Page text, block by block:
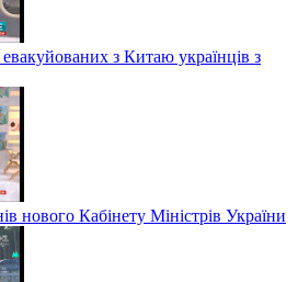
з Китаю українців з
нового Кабінету Міністрів України